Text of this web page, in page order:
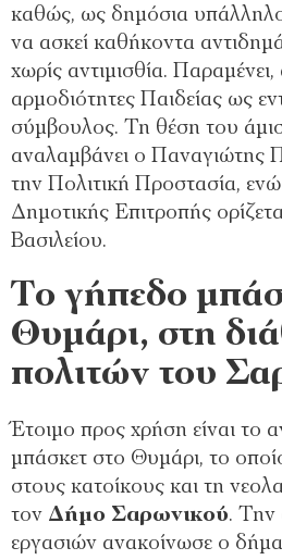
καθώς, ως δημόσια
να ασκεί καθήκοντα
χωρίς αντιμισθία.
αρμοδιότητες Παιδείας ως
σύμβουλος. Τη θέση του
αναλαμβάνει ο Παναγιώτης
την Πολιτική Προστασία,
Δημοτικής Επιτροπής
Βασιλείου.
Το γήπεδο
Θυμάρι, στη
πολιτών του
Έτοιμο προς χρήση είναι το
μπάσκετ στο Θυμάρι, το
στους κατοίκους και τη
τον Δήμο Σαρωνικού. Την
εργασιών ανακοίνωσε ο